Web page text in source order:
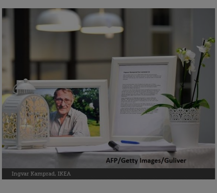
Ingvar Kamprad, IKEA